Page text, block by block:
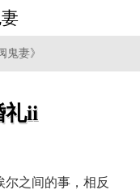
鬼妻》
礼ii
之间的事，相反